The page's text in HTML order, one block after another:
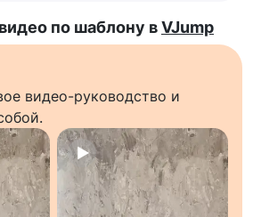
по шаблону вVJump
видео-руководство и